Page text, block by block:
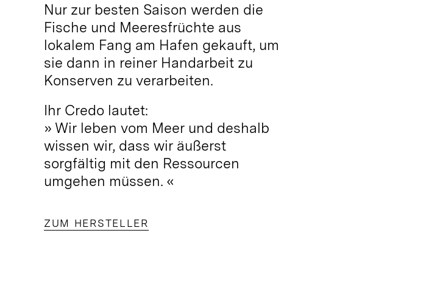
Nur zur besten Saison werden die
Fische und Meeresfrüchte aus
lokalem Fang am Hafen gekauft, um
sie dann in reiner Handarbeit zu
Konserven zu verarbeiten.
Ihr Credo lautet:
» Wir leben vom Meer und deshalb
wissen wir, dass wir äußerst
sorgfältig mit den Ressourcen
umgehen müssen. «
ZUM HERSTELLER